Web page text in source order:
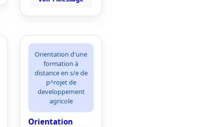
Orientation d'une
formation à
distance en s/e de
p^rojet de
developpement
agricole
Orientation